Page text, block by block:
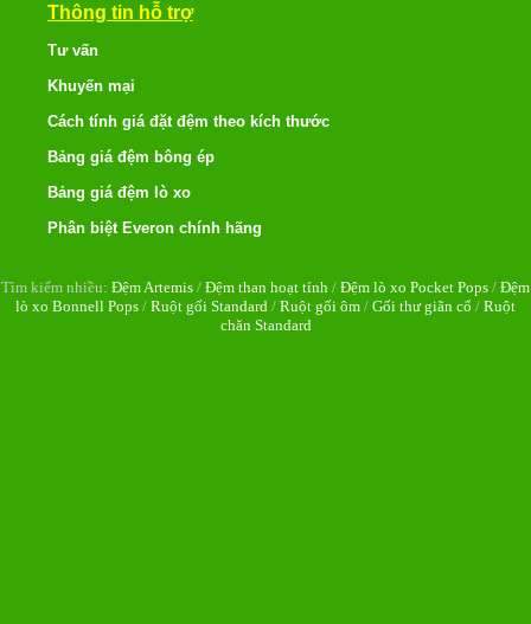
Thông tin hỗ trợ
Tư vấn
Khuyến mại
Cách tính giá đặt đệm theo kích thước
Bảng giá đệm bông ép
Bảng giá đệm lò xo
Phân biệt Everon chính hãng
Tìm kiếm nhiều: Đệm Artemis / Đệm than hoạt tính / Đệm lò xo Pocket Pops / Đệm
lò xo Bonnell Pops / Ruột gối Standard / Ruột gối ôm / Gối thư giãn cổ / Ruột
chăn Standard